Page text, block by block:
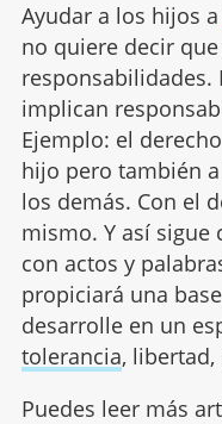
Ayudar a los hijos a
no quiere decir
responsabilidades.
implican
Ejemplo: el
hijo pero también
los demás. Con el
mismo. Y así sigue
con actos y
propiciará una
desarrolle en un
tolerancia,
Puedes leer más